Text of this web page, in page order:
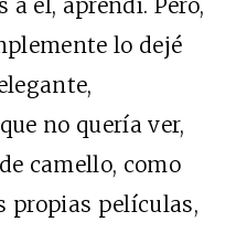
lo dejé
no quería ver,
camello, como
propias películas,